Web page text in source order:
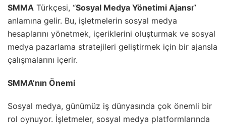
SMMA Türkçesi, “Sosyal Medya Yönetimi Ajansı”
anlamına gelir. Bu, işletmelerin sosyal medya
hesaplarını yönetmek, içeriklerini oluşturmak ve sosyal
medya pazarlama stratejileri geliştirmek için bir ajansla
çalışmalarını içerir.
SMMA’nın Önemi
Sosyal medya, günümüz iş dünyasında çok önemli bir
rol oynuyor. İşletmeler, sosyal medya platformlarında